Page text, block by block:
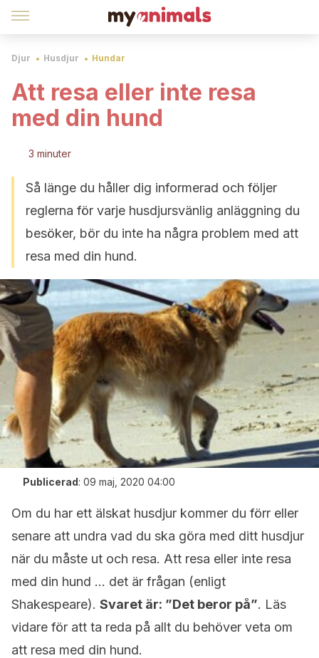
Djur Husdjur Hundar
Att resa eller inte resa
med din hund
3 minuter
Så länge du håller dig informerad och följer
reglerna för varje husdjursvänlig anläggning du
besöker, bör du inte ha några problem med att
resa med din hund.
Publicerad: 09 maj, 2020 04:00
Om du har ett älskat husdjur kommer du förr eller
senare att undra vad du ska göra med ditt husdjur
när du måste ut och resa. Att resa eller inte resa
med din hund … det är frågan (enligt
Shakespeare). Svaret är: ”Det beror på”. Läs
vidare för att ta reda på allt du behöver veta om
att resa med din hund.